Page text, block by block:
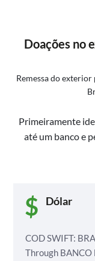
Doações no
Remessa do
Primeiramente
até um banco e
Dólar
COD SWIFT:
Through BANCO